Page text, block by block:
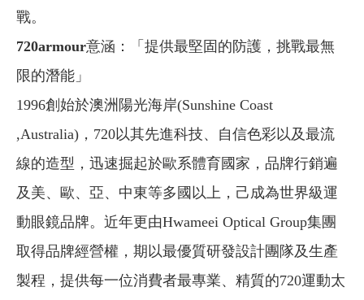
戰。
720armour意涵：「提供最堅固的防護，挑戰最無
限的潛能」
1996創始於澳洲陽光海岸(Sunshine Coast
,Australia)，720以其先進科技、自信色彩以及最流
線的造型，迅速掘起於歐系體育國家，品牌行銷遍
及美、歐、亞、中東等多國以上，己成為世界級運
動眼鏡品牌。近年更由Hwameei Optical Group集團
取得品牌經營權，期以最優質研發設計團隊及生產
製程，提供每一位消費者最專業、精質的720運動太